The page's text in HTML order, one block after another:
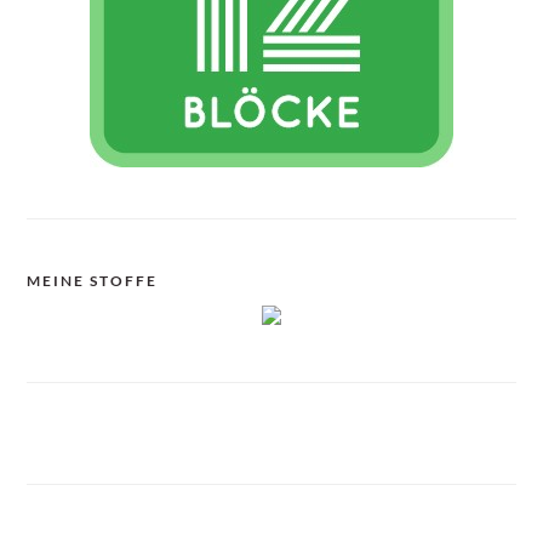
MEINE STOFFE